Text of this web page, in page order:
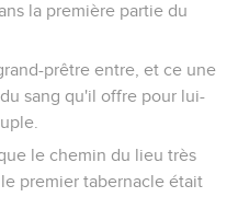
la première partie du
prêtre entre, et ce une
sang qu'il offre pour lui-
le chemin du lieu très
premier tabernacle était